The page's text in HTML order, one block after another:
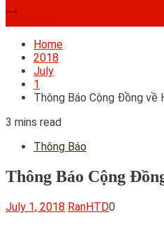
Home
2018
July
1
Thông Báo Cộng Đồng về
3 mins read
Thông Báo
Thông Báo Cộng
July 1, 2018 RanHTD0